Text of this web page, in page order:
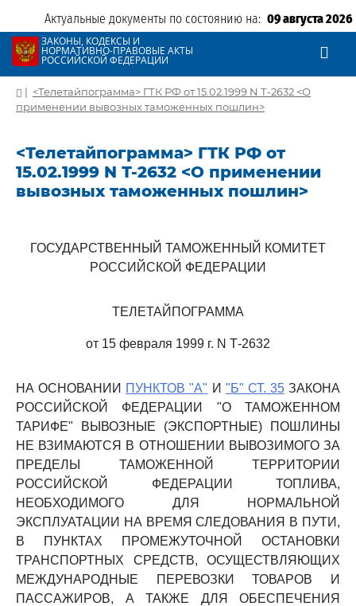
Актуальные документы по состоянию на: 09 августа 2026
ЗАКОНЫ, КОДЕКСЫ И
НОРМАТИВНО-ПРАВОВЫЕ АКТЫ
РОССИЙСКОЙ ФЕДЕРАЦИИ
| <Телетайпограмма> ГТК РФ от 15.02.1999 N Т-2632 <О
применении вывозных таможенных пошлин>
<Телетайпограмма> ГТК РФ от
15.02.1999 N Т-2632 <О применении
вывозных таможенных пошлин>
ГОСУДАРСТВЕННЫЙ ТАМОЖЕННЫЙ КОМИТЕТ
РОССИЙСКОЙ ФЕДЕРАЦИИ
ТЕЛЕТАЙПОГРАММА
от 15 февраля 1999 г. N Т-2632
НА ОСНОВАНИИ ПУНКТОВ "А" И "Б" СТ. 35ЗАКОНА
РОССИЙСКОЙ ФЕДЕРАЦИИ "О ТАМОЖЕННОМ
ТАРИФЕ" ВЫВОЗНЫЕ (ЭКСПОРТНЫЕ) ПОШЛИНЫ
НЕ ВЗИМАЮТСЯ В ОТНОШЕНИИ ВЫВОЗИМОГО ЗА
ПРЕДЕЛЫ ТАМОЖЕННОЙ ТЕРРИТОРИИ
РОССИЙСКОЙ ФЕДЕРАЦИИ ТОПЛИВА,
НЕОБХОДИМОГО ДЛЯ НОРМАЛЬНОЙ
ЭКСПЛУАТАЦИИ НА ВРЕМЯ СЛЕДОВАНИЯ В ПУТИ,
В ПУНКТАХ ПРОМЕЖУТОЧНОЙ ОСТАНОВКИ
ТРАНСПОРТНЫХ СРЕДСТВ, ОСУЩЕСТВЛЯЮЩИХ
МЕЖДУНАРОДНЫЕ ПЕРЕВОЗКИ ТОВАРОВ И
ПАССАЖИРОВ, А ТАКЖЕ ДЛЯ ОБЕСПЕЧЕНИЯ